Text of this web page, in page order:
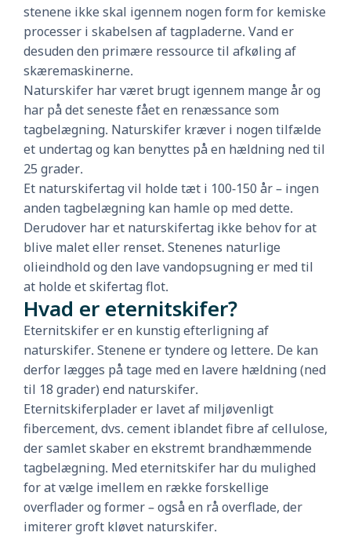
stenene ikke skal igennem nogen form for kemiske
processer i skabelsen af tagpladerne. Vand er
desuden den primære ressource til afkøling af
skæremaskinerne.
Naturskifer har været brugt igennem mange år og
har på det seneste fået en renæssance som
tagbelægning. Naturskifer kræver i nogen tilfælde
et undertag og kan benyttes på en hældning ned til
25 grader.
Et naturskifertag vil holde tæt i 100-150 år – ingen
anden tagbelægning kan hamle op med dette.
Derudover har et naturskifertag ikke behov for at
blive malet eller renset. Stenenes naturlige
olieindhold og den lave vandopsugning er med til
at holde et skifertag flot.
Hvad er eternitskifer?
Eternitskifer er en kunstig efterligning af
naturskifer. Stenene er tyndere og lettere. De kan
derfor lægges på tage med en lavere hældning (ned
til 18 grader) end naturskifer.
Eternitskiferplader er lavet af miljøvenligt
fibercement, dvs. cement iblandet fibre af cellulose,
der samlet skaber en ekstremt brandhæmmende
tagbelægning. Med eternitskifer har du mulighed
for at vælge imellem en række forskellige
overflader og former – også en rå overflade, der
imiterer groft kløvet naturskifer.